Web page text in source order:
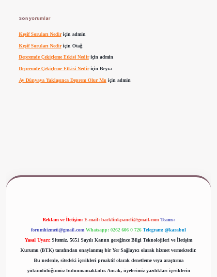
Son yorumlar
Keşif Soruları Nediriçin admin
Keşif Soruları Nediriçin Otağ
Depremde Çekiçleme Etkisi Nediriçin admin
Depremde Çekiçleme Etkisi Nediriçin Beyza
Ay Dünyaya Yaklaşınca Deprem Olur Mu için admin
Reklam ve İletişim: E-mail: backlinkpaneli@gmail.com Teams:
forumhizmeti@gmail.com Whatsapp: 0262 606 0 726 Telegram: @karabul
Yasal Uyarı: Sitemiz, 5651 Sayılı Kanun gereğince Bilgi Teknolojileri ve İletişim
Kurumu (BTK) tarafından onaylanmış bir Yer Sağlayıcı olarak hizmet vermektedir.
Bu nedenle, sitedeki içerikleri proaktif olarak denetleme veya araştırma
yükümlülüğümüz bulunmamaktadır. Ancak, üyelerimiz yazdıkları içeriklerin